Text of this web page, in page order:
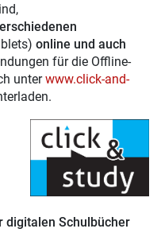
online und auch
für die Offline-
unterwww.click-and-
digitalen Schulbücher